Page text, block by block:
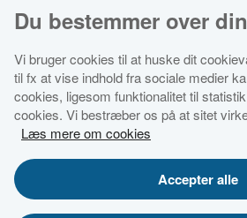
Økonomi- og
Tilgængelighedserklæring for
Databestkyttelsespolitik
Du bestemmer over
Vi bruger cookies til at huske dit
til fx at vise indhold fra sociale medier
cookies, ligesom funktionalitet til
cookies. Vi bestræber os på at sitet
Læs mere om cookies
Accepter alle